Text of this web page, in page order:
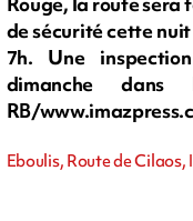
de sécurité cette
7h. Une
dimanche
RB/
Eboulis, Route de